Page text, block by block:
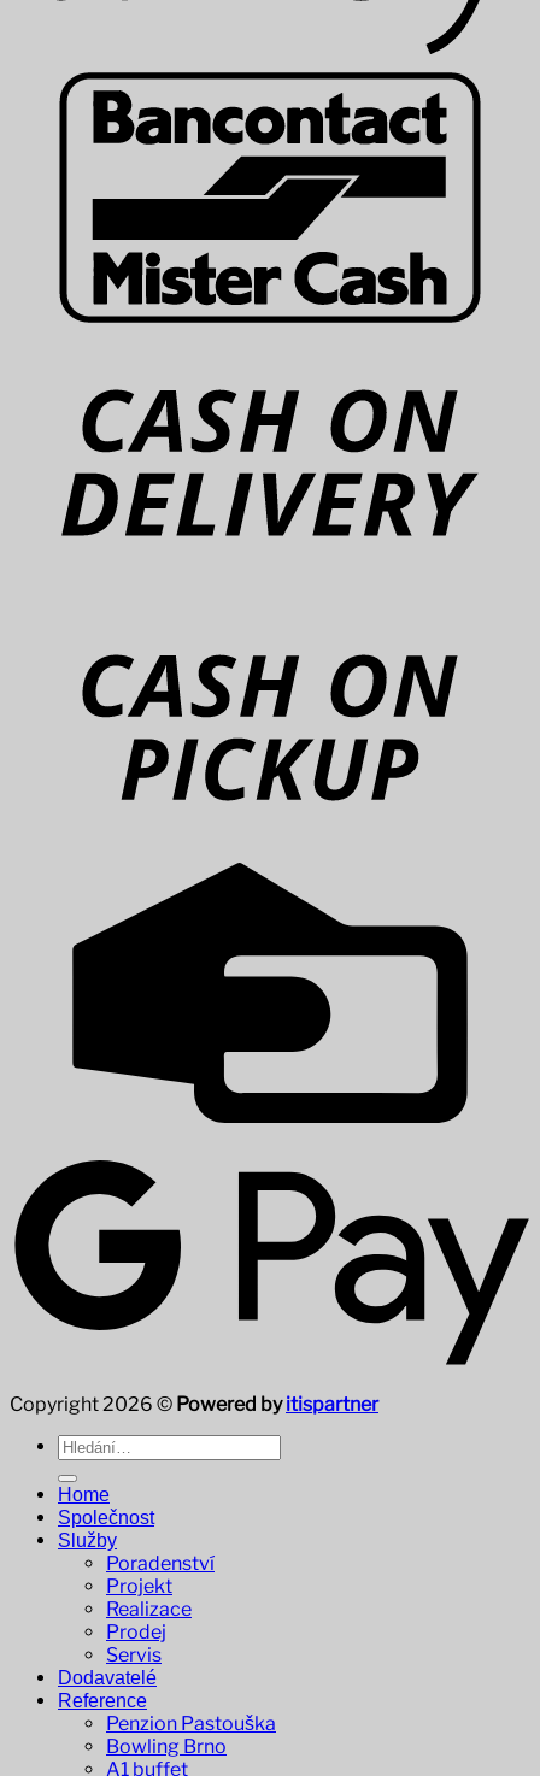
Copyright 2026 © Powered byitispartner
Hledat:
Home
Společnost
Služby
Poradenství
Projekt
Realizace
Prodej
Servis
Dodavatelé
Reference
Penzion Pastouška
Bowling Brno
A1 buffet